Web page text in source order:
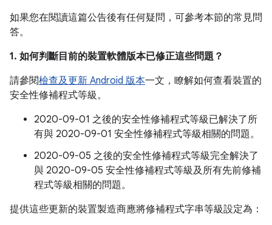
如果您在閱讀這篇公告後有任何疑問，可參考本節的常見問
答。
1. 如何判斷目前的裝置軟體版本已修正這些問題？
請參閱檢查及更新 Android 版本一文，瞭解如何查看裝置的
安全性修補程式等級。
2020-09-01 之後的安全性修補程式等級已解決了所
有與 2020-09-01 安全性修補程式等級相關的問題。
2020-09-05 之後的安全性修補程式等級完全解決了
與 2020-09-05 安全性修補程式等級及所有先前修補
程式等級相關的問題。
提供這些更新的裝置製造商應將修補程式字串等級設定為：